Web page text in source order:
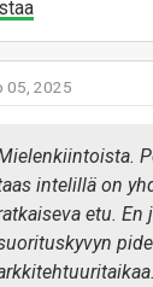
05, 2025
intelillä on
etu. En